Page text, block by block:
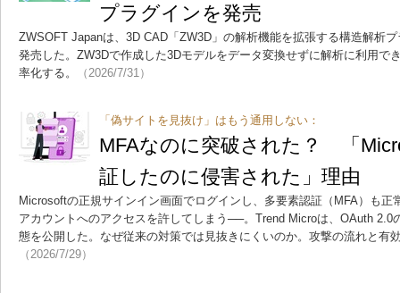
プラグインを発売
ZWSOFT Japanは、3D CAD「ZW3D」の解析機能を拡張する構造解析
発売した。ZW3Dで作成した3Dモデルをデータ変換せずに解析に利用で
率化する。
（2026/7/31）
「偽サイトを見抜け」はもう通用しない：
MFAなのに突破された？ 「
証したのに侵害された」理由
Microsoftの正規サインイン画面でログインし、多要素認証（MFA）も正
アカウントへのアクセスを許してしまう──。Trend Microは、OAuth 2.0
態を公開した。なぜ従来の対策では見抜きにくいのか。攻撃の流れと有
（2026/7/29）